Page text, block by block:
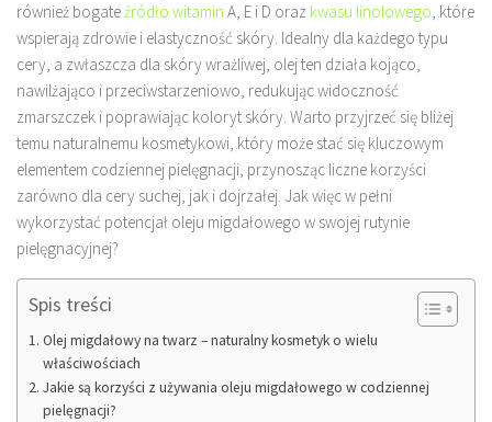
również bogateźródło witamin A, E i D oraz kwasu linolowego, które
wspierają zdrowie i elastyczność skóry. Idealny dla każdego typu
cery, a zwłaszcza dla skóry wrażliwej, olej ten działa kojąco,
nawilżająco i przeciwstarzeniowo, redukując widoczność
zmarszczek i poprawiając koloryt skóry. Warto przyjrzeć się bliżej
temu naturalnemu kosmetykowi, który może stać się kluczowym
elementem codziennej pielęgnacji, przynosząc liczne korzyści
zarówno dla cery suchej, jak i dojrzałej. Jak więc w pełni
wykorzystać potencjał oleju migdałowego w swojej rutynie
pielęgnacyjnej?
Spis treści
Olej migdałowy na twarz – naturalny kosmetyk o wielu
właściwościach
Jakie są korzyści z używania oleju migdałowego w codziennej
pielęgnacji?